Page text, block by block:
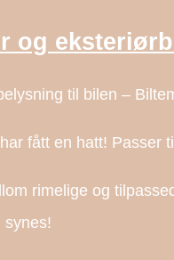
og
til bilen –
fått en hatt! Passer
rimelige og
synes!